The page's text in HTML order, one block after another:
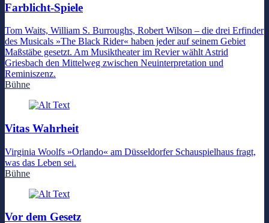
Farblicht-Spiele
Tom Waits, William S. Burroughs, Robert Wilson – die drei Erfinder
des Musicals »The Black Rider« haben jeder auf seinem Gebiet
Maßstäbe gesetzt. Am Musiktheater im Revier wählt Astrid
Griesbach den Mittelweg zwischen Neuinterpretation und
Reminiszenz.
Bühne
Vitas Wahrheit
Virginia Woolfs »Orlando« am Düsseldorfer Schauspielhaus fragt,
was das Leben sei.
Bühne
Vor dem Gesetz